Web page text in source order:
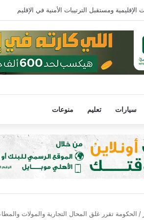
سيارات تعليم منوعات
/ الحكومة تقرر غلق المحال التجارية والمولات والمطاعم